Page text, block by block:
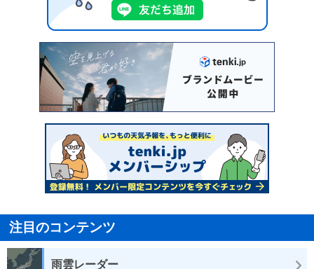
注目のコンテンツ
雨雲レーダー